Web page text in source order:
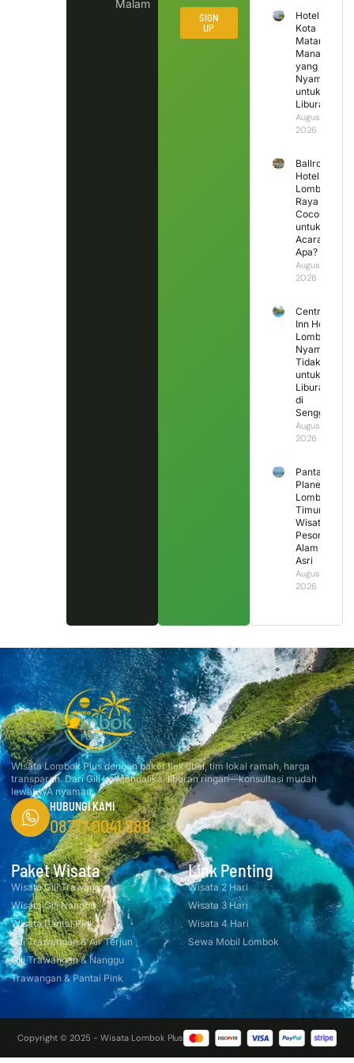
Malam
SIGN
UP
Hotel di
Kota
Mataram
Mana
yang
Nyaman
untuk
Liburan?
August 4,
2026
Ballroom
Hotel
Lombok
Raya
Cocok
untuk
Acara
Apa?
August 3,
2026
Central
Inn Hotel
Lombok,
Nyaman
Tidak
untuk
Liburan
di
Senggigi?
August 2,
2026
Pantai
Planet
Lombok
Timur,
Wisata
Pesona
Alam
Asri
August 1,
2026
Wisata Lombok Plus dengan paket fleksibel, tim lokal ramah, harga
transparan. Dari Gili ke Mandalika, liburan ringan—konsultasi mudah
lewat WA nyaman.
HUBUNGI KAMI
08777 0041 888
Paket Wisata
Wisata Gili Trawangan
Wisata Gili Nanggu
Wisata Pantai Pink
Gili Trawangan & Air Terjun
Gili Trawangan & Nanggu
Trawangan & Pantai Pink
Link Penting
Wisata 2 Hari
Wisata 3 Hari
Wisata 4 Hari
Sewa Mobil Lombok
Copyright © 2025 - Wisata Lombok Plus